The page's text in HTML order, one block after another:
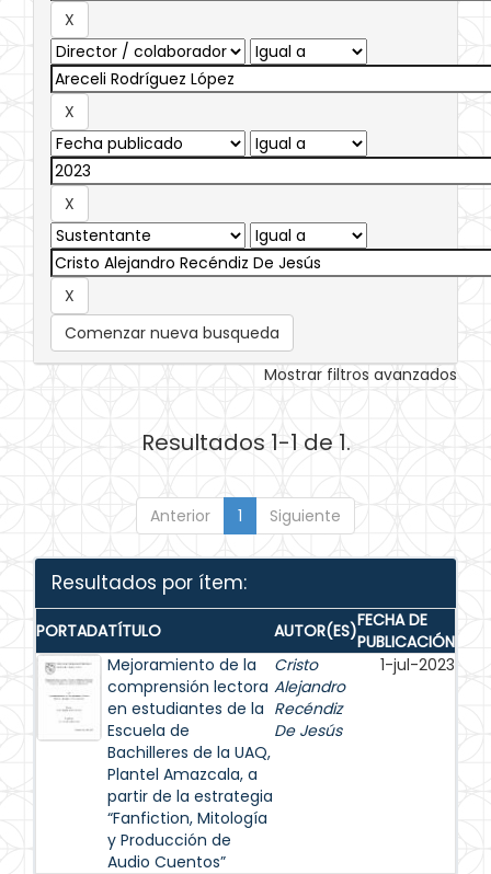
Comenzar nueva busqueda
Mostrar filtros avanzados
Resultados 1-1 de 1.
Anterior 1 Siguiente
Resultados por ítem:
PORTADATÍTULO AUTOR(ES)FECHA DE
PUBLICACIÓN
Mejoramiento de la
comprensión lectora
en estudiantes de la
Escuela de
Bachilleres de la UAQ,
Plantel Amazcala, a
partir de la estrategia
“Fanfiction, Mitología
y Producción de
Audio Cuentos”
Cristo
Alejandro
Recéndiz
De Jesús
1-jul-2023